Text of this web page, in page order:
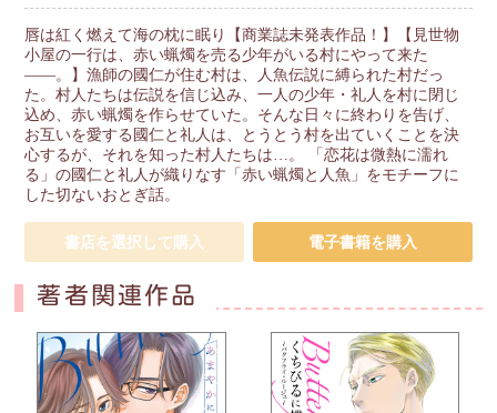
唇は紅く燃えて海の枕に眠り【商業誌未発表作品！】【見世物
小屋の一行は、赤い蝋燭を売る少年がいる村にやって来た
――。】漁師の國仁が住む村は、人魚伝説に縛られた村だっ
た。村人たちは伝説を信じ込み、一人の少年・礼人を村に閉じ
込め、赤い蝋燭を作らせていた。そんな日々に終わりを告げ、
お互いを愛する國仁と礼人は、とうとう村を出ていくことを決
心するが、それを知った村人たちは…。 「恋花は微熱に濡れ
る」の國仁と礼人が織りなす「赤い蝋燭と人魚」をモチーフに
した切ないおとぎ話。
書店を選択して購入 電子書籍を購入
著者関連作品